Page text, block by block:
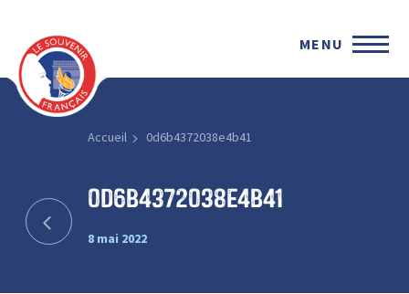
MENU
Accueil 0d6b4372038e4b41
0d6b4372038e4b41
8 mai 2022